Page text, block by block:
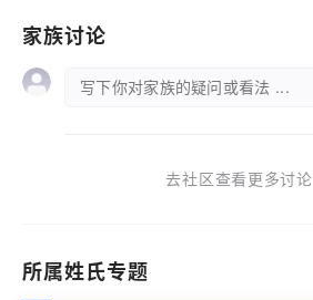
家族讨论
写下你对家族的疑问或看法 ...
去社区查看更多讨论
所属姓氏专题